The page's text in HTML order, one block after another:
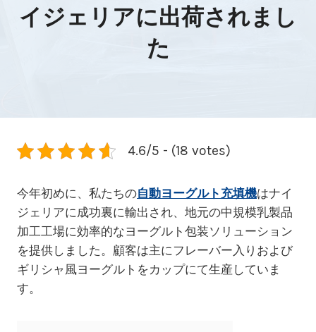
イジェリアに出荷されまし
た
4.6/5 - (18 votes)
今年初めに、私たちの自動ヨーグルト充填機はナイ
ジェリアに成功裏に輸出され、地元の中規模乳製品
加工工場に効率的なヨーグルト包装ソリューション
を提供しました。顧客は主にフレーバー入りおよび
ギリシャ風ヨーグルトをカップにて生産していま
す。